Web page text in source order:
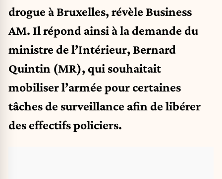
drogue à Bruxelles, révèle Business
AM. Il répond ainsi à la demande du
ministre de l’Intérieur, Bernard
Quintin (MR), qui souhaitait
mobiliser l’armée pour certaines
tâches de surveillance afin de libérer
des effectifs policiers.